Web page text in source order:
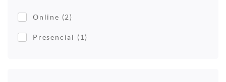
Online (2)
Presencial (1)